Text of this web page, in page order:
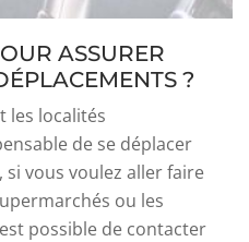
ASSURER
?
les localités
de se déplacer
vous voulez aller faire
ou les
possible de contacter